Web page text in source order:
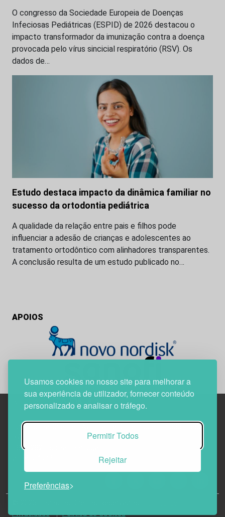
Usamos cookies no nosso site para melhorar a
sua experiência de utilizador, fornecer conteúdo
personalizado e analisar o tráfego.
Permitir Todos
Rejeitar
Preferências
O congresso da Sociedade Europeia de Doenças
Infeciosas Pediátricas (ESPID) de 2026 destacou o
impacto transformador da imunização contra a doença
provocada pelo vírus sincicial respiratório (RSV). Os
dados de…
Estudo destaca impacto da dinâmica familiar no
sucesso da ortodontia pediátrica
A qualidade da relação entre pais e filhos pode
influenciar a adesão de crianças e adolescentes ao
tratamento ortodôntico com alinhadores transparentes.
A conclusão resulta de um estudo publicado no…
APOIOS
Edif. Lisboa Oriente | Av. Infante D. Henrique, n.º 333H, esc.
1800-282 Lisboa | Portugal
Privacidade
Política de Cookies